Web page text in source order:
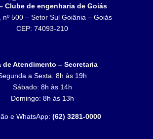
Clube de engenharia de Goiás
nº 500 – Setor Sul Goiânia – Goiás
CEP: 74093-210
de Atendimento – Secretaria
a Sexta: 8h às 19h
Sábado: 8h às 14h
Domingo: 8h às 13h
e WhatsApp: (62) 3281-0000